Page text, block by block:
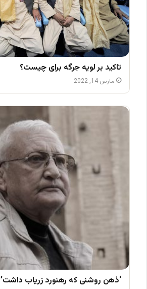
تاکید بر لویه جرگه برای چیست؟
مارس 14, 2022
‘ذهن روشنی که رهنورد زریاب داشت’